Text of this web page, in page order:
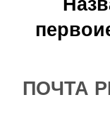
ПОЧТА